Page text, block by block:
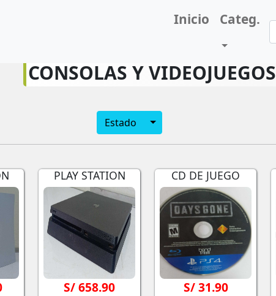
Inicio Categ.
CONSOLAS Y VIDEOJUEGOS
Dropdown Estado Toggle Dropdown
PLAY STATION
S/ 658.90
CD DE JUEGO
S/ 31.90